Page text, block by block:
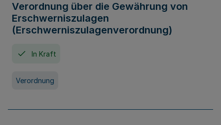
Verordnung über die Gewährung von
Erschwerniszulagen
(Erschwerniszulagenverordnung)
In Kraft
Verordnung